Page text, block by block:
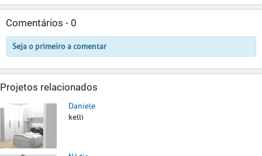
Comentários - 0
Seja o primeiro a comentar
Projetos relacionados
Daniele
kelli